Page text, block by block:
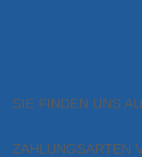
SIE FINDEN UNS
ZAHLUNGSARTEN